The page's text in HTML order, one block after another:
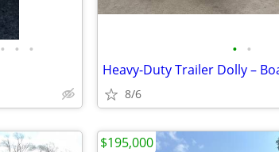
• • • • •
8/6
$195,000